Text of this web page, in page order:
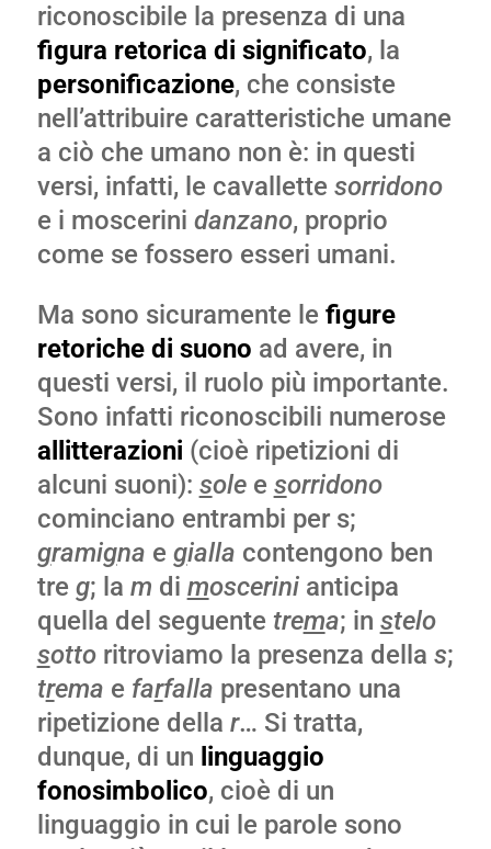
riconoscibile la presenza di una
figura retorica di significato, la
personificazione, che consiste
nell’attribuire caratteristiche umane
a ciò che umano non è: in questi
versi, infatti, le cavallette sorridono
e i moscerini danzano, proprio
come se fossero esseri umani.
Ma sono sicuramente le figure
retoriche di suono ad avere, in
questi versi, il ruolo più importante.
Sono infatti riconoscibili numerose
allitterazioni (cioè ripetizioni di
alcuni suoni): solee sorridono
cominciano entrambi per s;
gramigna e gialla contengono ben
tre g; la m di moscerinianticipa
quella del seguente trema; in stelo
sottoritroviamo la presenza della s;
trema e farfalla presentano una
ripetizione della r… Si tratta,
dunque, di un linguaggio
fonosimbolico, cioè di un
linguaggio in cui le parole sono